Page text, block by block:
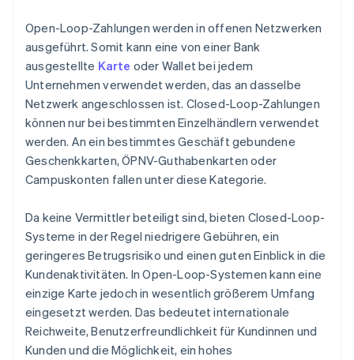
Open-Loop-Zahlungen werden in offenen Netzwerken
ausgeführt. Somit kann eine von einer Bank
ausgestellte Karte oder Wallet bei jedem
Unternehmen verwendet werden, das an dasselbe
Netzwerk angeschlossen ist. Closed-Loop-Zahlungen
können nur bei bestimmten Einzelhändlern verwendet
werden. An ein bestimmtes Geschäft gebundene
Geschenkkarten, ÖPNV-Guthabenkarten oder
Campuskonten fallen unter diese Kategorie.
Da keine Vermittler beteiligt sind, bieten Closed-Loop-
Systeme in der Regel niedrigere Gebühren, ein
geringeres Betrugsrisiko und einen guten Einblick in die
Kundenaktivitäten. In Open-Loop-Systemen kann eine
einzige Karte jedoch in wesentlich größerem Umfang
eingesetzt werden. Das bedeutet internationale
Reichweite, Benutzerfreundlichkeit für Kundinnen und
Kunden und die Möglichkeit, ein hohes